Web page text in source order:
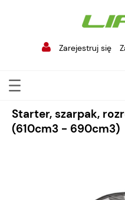
Zarejestruj się
Starter, szarpak,
(610cm3 - 690cm3)